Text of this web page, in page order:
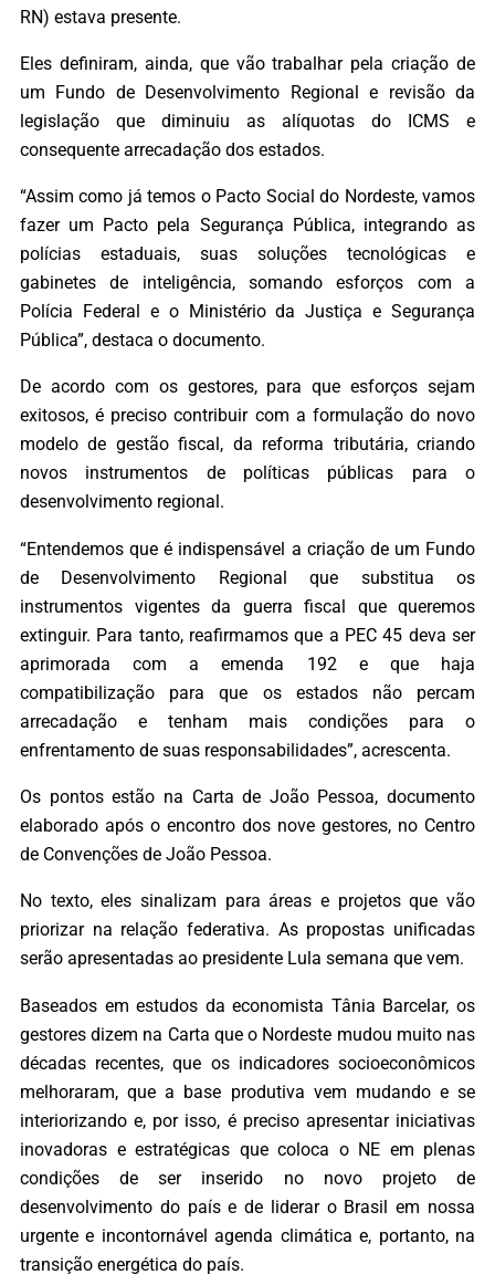
RN) estava presente.
Eles definiram, ainda, que vão trabalhar pela criação de
um Fundo de Desenvolvimento Regional e revisão da
legislação que diminuiu as alíquotas do ICMS e
consequente arrecadação dos estados.
“Assim como já temos o Pacto Social do Nordeste, vamos
fazer um Pacto pela Segurança Pública, integrando as
polícias estaduais, suas soluções tecnológicas e
gabinetes de inteligência, somando esforços com a
Polícia Federal e o Ministério da Justiça e Segurança
Pública”, destaca o documento.
De acordo com os gestores, para que esforços sejam
exitosos, é preciso contribuir com a formulação do novo
modelo de gestão fiscal, da reforma tributária, criando
novos instrumentos de políticas públicas para o
desenvolvimento regional.
“Entendemos que é indispensável a criação de um Fundo
de Desenvolvimento Regional que substitua os
instrumentos vigentes da guerra fiscal que queremos
extinguir. Para tanto, reafirmamos que a PEC 45 deva ser
aprimorada com a emenda 192 e que haja
compatibilização para que os estados não percam
arrecadação e tenham mais condições para o
enfrentamento de suas responsabilidades”, acrescenta.
Os pontos estão na Carta de João Pessoa, documento
elaborado após o encontro dos nove gestores, no Centro
de Convenções de João Pessoa.
No texto, eles sinalizam para áreas e projetos que vão
priorizar na relação federativa. As propostas unificadas
serão apresentadas ao presidente Lula semana que vem.
Baseados em estudos da economista Tânia Barcelar, os
gestores dizem na Carta que o Nordeste mudou muito nas
décadas recentes, que os indicadores socioeconômicos
melhoraram, que a base produtiva vem mudando e se
interiorizando e, por isso, é preciso apresentar iniciativas
inovadoras e estratégicas que coloca o NE em plenas
condições de ser inserido no novo projeto de
desenvolvimento do país e de liderar o Brasil em nossa
urgente e incontornável agenda climática e, portanto, na
transição energética do país.